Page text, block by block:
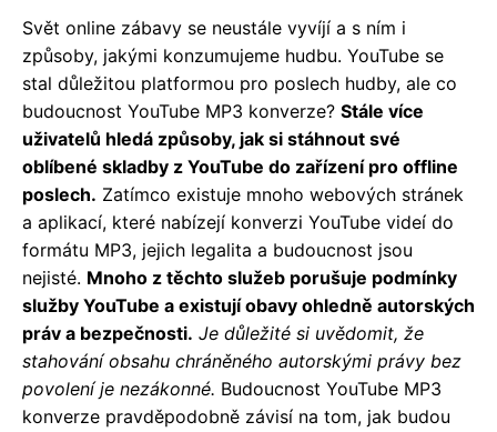
Svět online zábavy se neustále vyvíjí a s ním i
způsoby, jakými konzumujeme hudbu. YouTube se
stal důležitou platformou pro poslech hudby, ale co
budoucnost YouTube MP3 konverze? Stále více
uživatelů hledá způsoby, jak si stáhnout své
oblíbené skladby z YouTube do zařízení pro offline
poslech. Zatímco existuje mnoho webových stránek
a aplikací, které nabízejí konverzi YouTube videí do
formátu MP3, jejich legalita a budoucnost jsou
nejisté. Mnoho z těchto služeb porušuje podmínky
služby YouTube a existují obavy ohledně autorských
práv a bezpečnosti. Je důležité si uvědomit, že
stahování obsahu chráněného autorskými právy bez
povolení je nezákonné. Budoucnost YouTube MP3
konverze pravděpodobně závisí na tom, jak budou